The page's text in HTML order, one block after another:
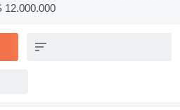
12.000.000